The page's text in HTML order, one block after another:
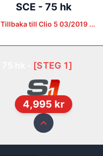
SCE - 75 hk
Tillbaka till Clio 5 03/2019 ...
[STEG 1]
4,995 kr